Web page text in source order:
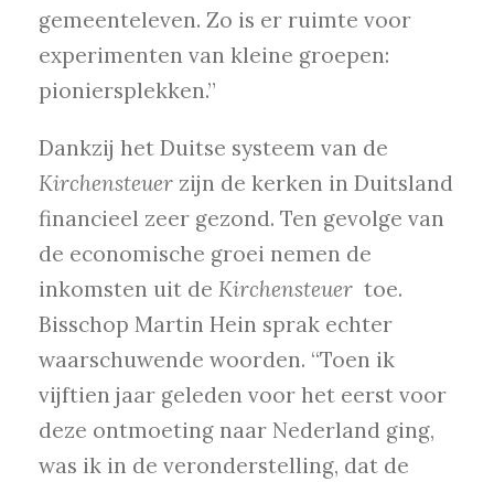
gemeenteleven. Zo is er ruimte voor
experimenten van kleine groepen:
pioniersplekken.”
Dankzij het Duitse systeem van de
Kirchensteuer zijn de kerken in Duitsland
financieel zeer gezond. Ten gevolge van
de economische groei nemen de
inkomsten uit de Kirchensteuer toe.
Bisschop Martin Hein sprak echter
waarschuwende woorden. “Toen ik
vijftien jaar geleden voor het eerst voor
deze ontmoeting naar Nederland ging,
was ik in de veronderstelling, dat de